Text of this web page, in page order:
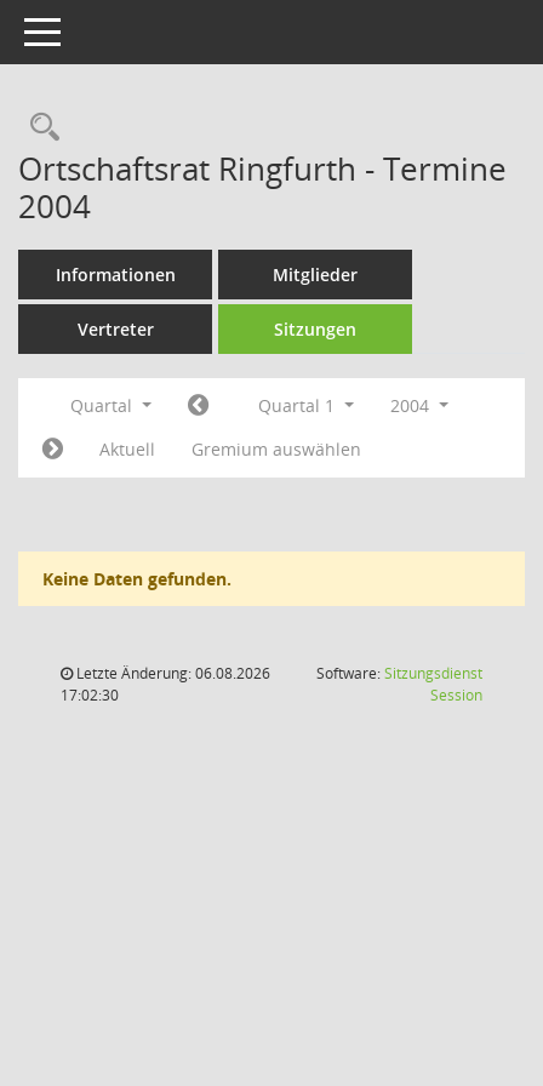
Toggle navigation
Rechercheauswahl
Ortschaftsrat Ringfurth - Termine
2004
Informationen Mitglieder
Vertreter Sitzungen
Quartal Quartal 1
2004
Aktuell
Gremium auswählen
Keine Daten gefunden.
Letzte Änderung: 06.08.2026
17:02:30
Software:Sitzungsdienst
Session(Wird in